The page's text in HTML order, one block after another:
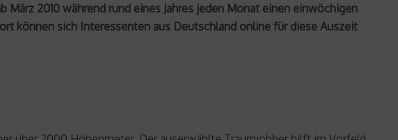
2010 während rund eines Jahres jeden Monat einen einwöchigen
können sich Interessenten aus Deutschland online für diese Auszeit